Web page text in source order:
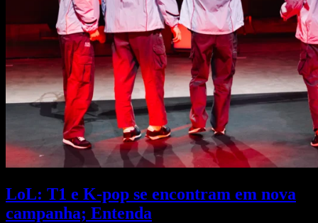
LoL: T1 e K-pop se encontram em nova
campanha; Entenda